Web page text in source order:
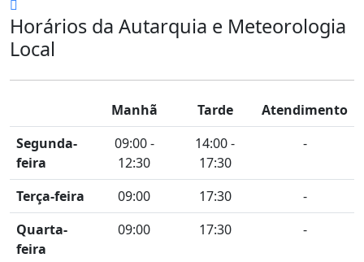
Horários da Autarquia e Meteorologia
Local
Manhã Tarde
Atendimento
Segunda-
feira
09:00 -
12:30
14:00 -
17:30
-
Terça-feira 09:00 17:30
-
Quarta-
feira
09:00 17:30 -